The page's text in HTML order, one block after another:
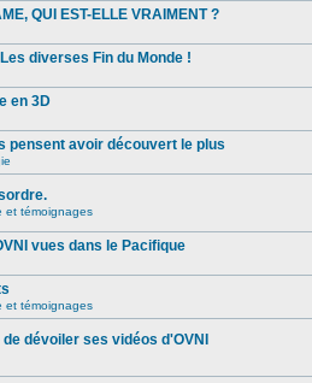
QUI EST-ELLE VRAIMENT ?
diverses Fin du Monde !
en 3D
pensent avoir découvert le plus
et témoignages
vues dans le Pacifique
et témoignages
dévoiler ses vidéos d'OVNI